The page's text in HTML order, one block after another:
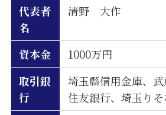
代表者
名
清野 大作
資本金
1000万円
取引銀
行
埼玉縣信用金庫、
住友銀行、埼玉り